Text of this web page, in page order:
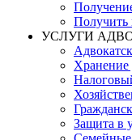
УСЛУГИ
Хранение
Защита в